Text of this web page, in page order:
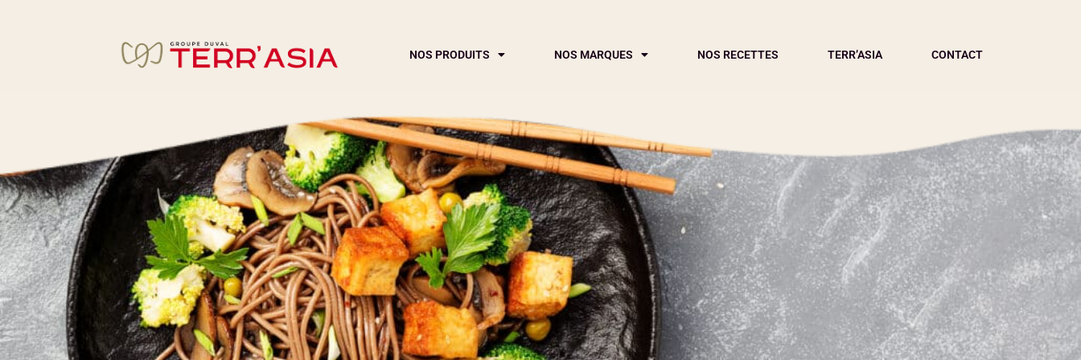
NOS PRODUITS NOS MARQUES NOS RECETTES TERR’ASIA CONTACT